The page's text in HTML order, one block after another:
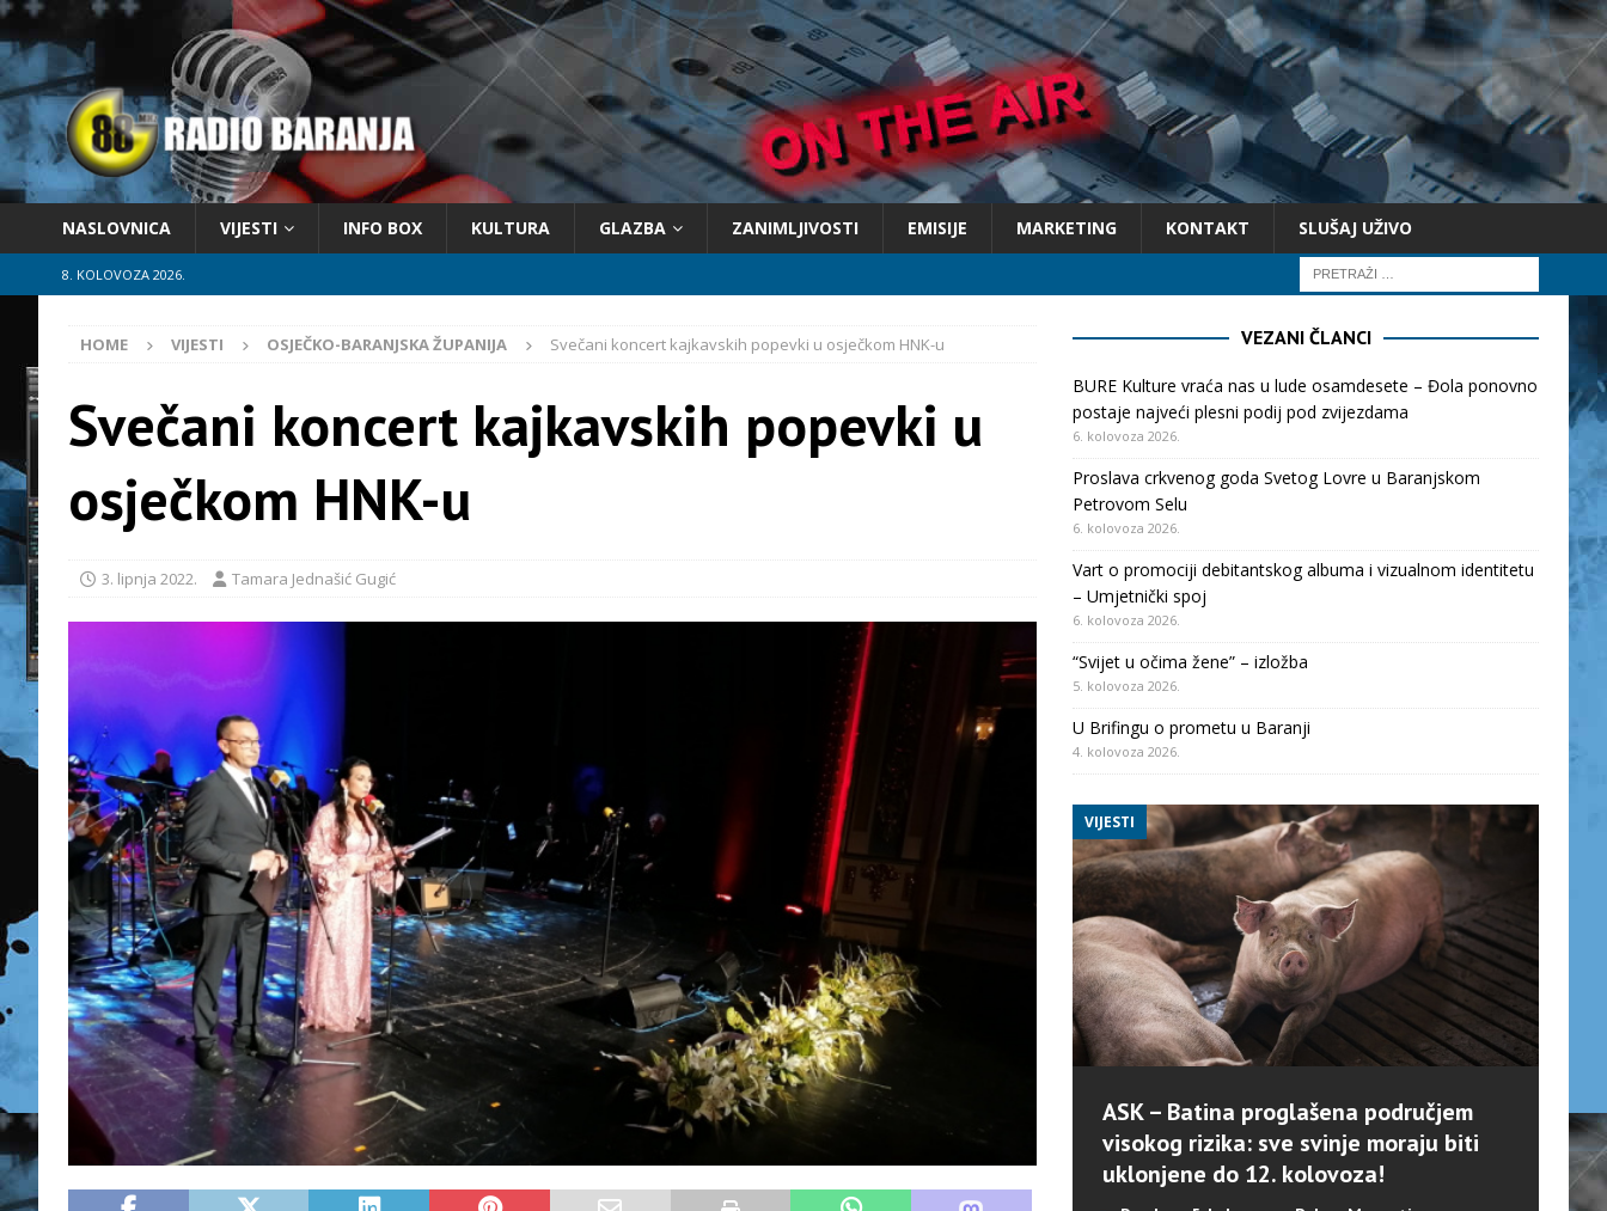
NASLOVNICA VIJESTI INFO BOX KULTURA GLAZBA ZANIMLJIVOSTI EMISIJE MARKETING KONTAKT SLUŠAJ UŽIVO
8. KOLOVOZA 2026.
HOME VIJESTI OSJEČKO-BARANJSKA ŽUPANIJA Svečani koncert kajkavskih popevki u osječkom HNK-u
Svečani koncert kajkavskih popevki u
osječkom HNK-u
3. lipnja 2022. Tamara Jednašić Gugić
VEZANI ČLANCI
BURE Kulture vraća nas u lude osamdesete – Đola ponovno
postaje najveći plesni podij pod zvijezdama
6. kolovoza 2026.
Proslava crkvenog goda Svetog Lovre u Baranjskom
Petrovom Selu
6. kolovoza 2026.
Vart o promociji debitantskog albuma i vizualnom identitetu
– Umjetnički spoj
6. kolovoza 2026.
“Svijet u očima žene” – izložba
5. kolovoza 2026.
U Brifingu o prometu u Baranji
4. kolovoza 2026.
VIJESTI
ASK – Batina proglašena područjem
visokog rizika: sve svinje moraju biti
uklonjene do 12. kolovoza!